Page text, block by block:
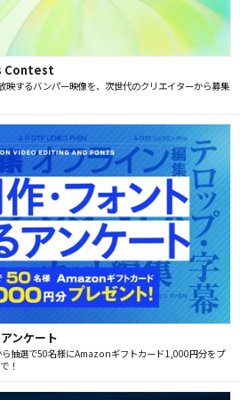
Contest
するバンパー映像を、次世代のクリエイターから募集
ンケート
抽選で50名様にAmazonギフトカード1,000円分をプ
！